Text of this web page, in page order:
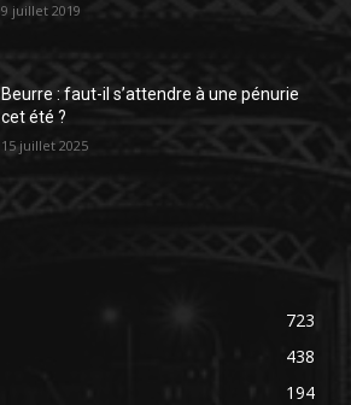
9 juillet 2019
Beurre : faut-il s’attendre à une pénurie
cet été ?
15 juillet 2025
723
438
194